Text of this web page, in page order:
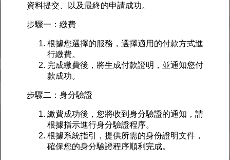
資料提交、以及最終的申請成功。
步驟一：繳費
根據您選擇的服務，選擇適用的付款方式進
行繳費。
完成繳費後，將生成付款證明，並通知您付
款成功。
步驟二：身分驗證
繳費成功後，您將收到身分驗證的通知，請
根據指示進行身分驗證程序。
根據系統指引，提供所需的身份證明文件，
確保您的身分驗證程序順利完成。